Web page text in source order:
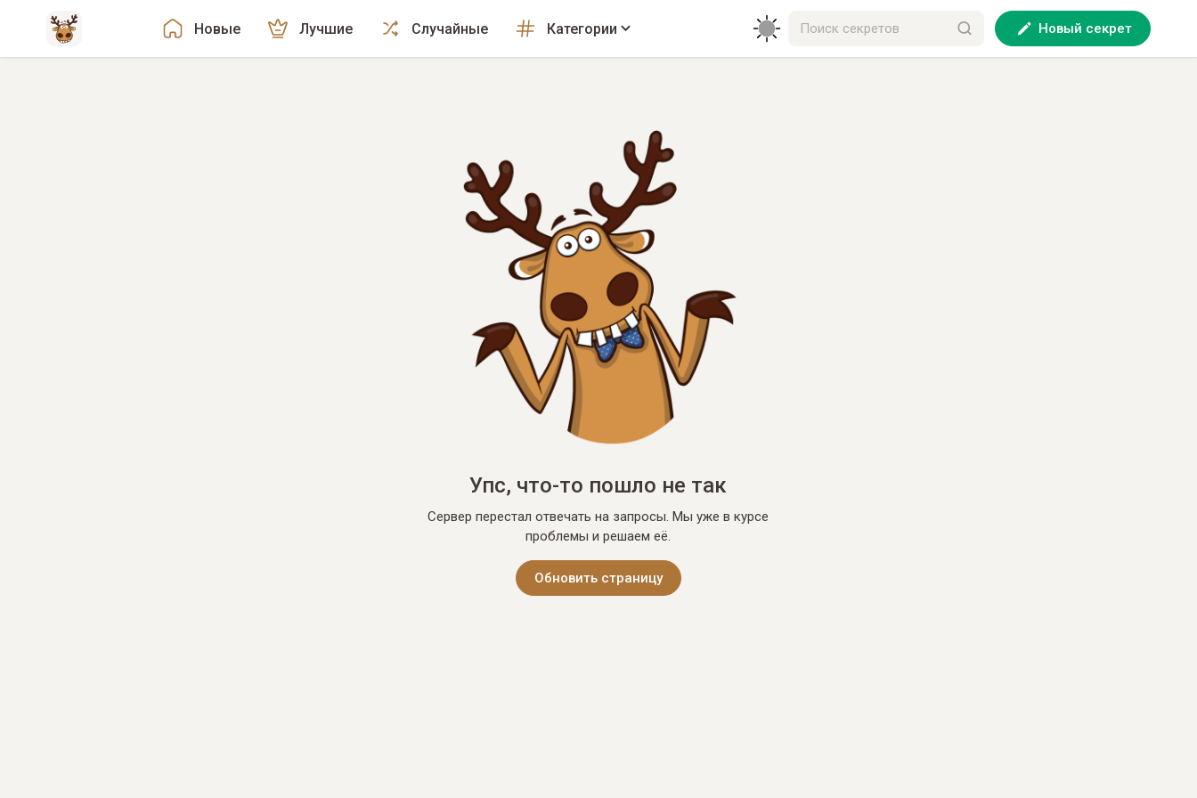
Новые Лучшие Случайные Категории Новый секрет
Упс, что-то пошло не так
Сервер перестал отвечать на запросы. Мы уже в курсе
проблемы и решаем её.
Обновить страницу